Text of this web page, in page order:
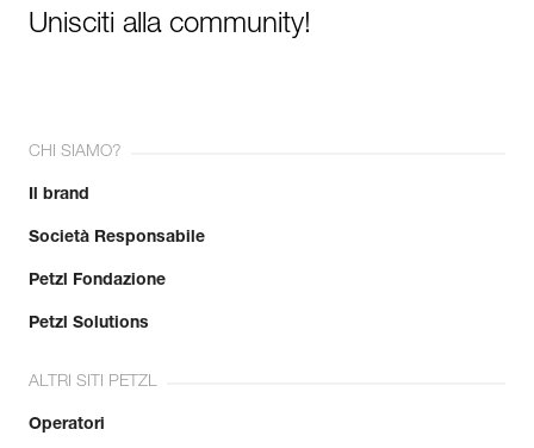
Unisciti alla community!
CHI SIAMO?
Il brand
Società Responsabile
Petzl Fondazione
Petzl Solutions
ALTRI SITI PETZL
Operatori